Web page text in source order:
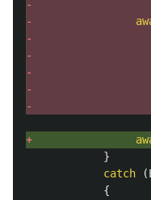
-
-
-
-
-
-
-
+
}
catch
(
{